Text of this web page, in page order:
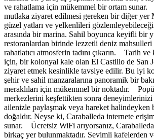
ve rahatlama için mükemmel bir ortam sunar.
mutlaka ziyaret edilmesi gereken bir diğer yer
güzel yatları ve yelkenlileri
arasında bir marina. Sahil boyunca keyifli bir
restoranlardan birinde lezzetli deniz
rahatlatıcı atmosferin tadını çıkarın. Tarih
için, bir kolonyal kale olan El Castillo de San
ziyaret etmek kesinlikle tavsiye edilir. Bu iyi
şehir ve sahil manzaralarına panoramik bir
meraklıları için mükemmel bir noktadır.
merkezlerini keşfettikten sonra deneyimlerinizi
ailenizle paylaşmak veya hareket halindeyken
doğaldır. Neyse ki, Caraballeda internete
sunar. Ücretsiz WiFi arıyorsanız,
birkaç yer bulunmaktadır. Sevimli kafelerden